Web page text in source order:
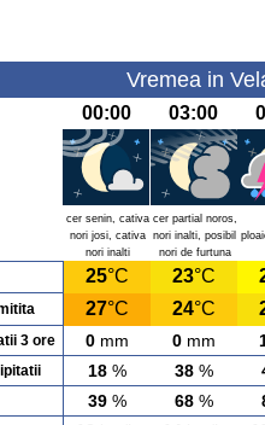
Vremea in
00:00 03:00
cer senin, cativa
nori josi, cativa
nori inalti
cer partial noros,
nori inalti, posibil
nori de furtuna
25°C 23°C
27°C 24°C
3 ore 0mm 0mm
18% 38%
39% 68%